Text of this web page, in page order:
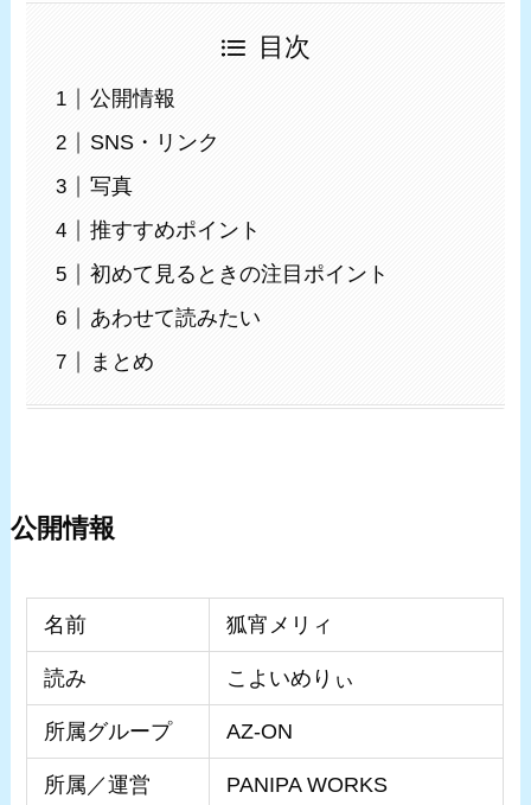
目次
公開情報
SNS・リンク
写真
推すすめポイント
初めて見るときの注目ポイント
あわせて読みたい
まとめ
公開情報
名前 狐宵メリィ
読み こよいめりぃ
所属グループ AZ-ON
所属／運営 PANIPA WORKS